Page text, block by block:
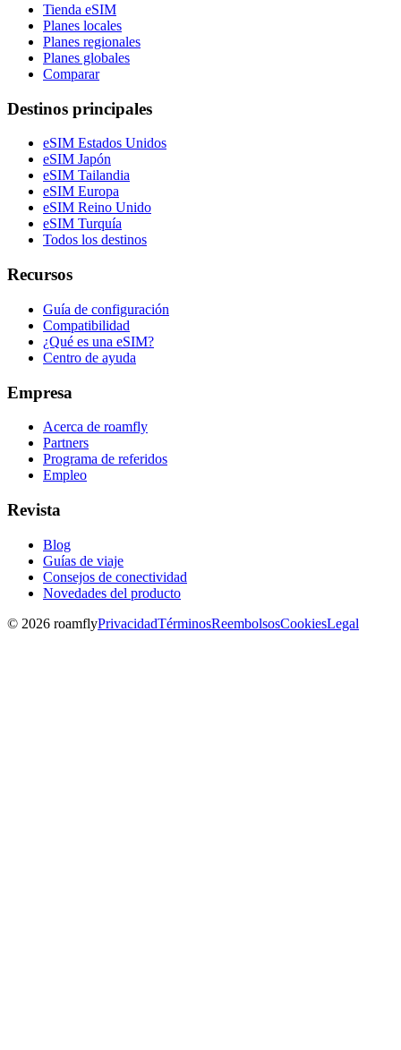
Tienda eSIM
Planes locales
Planes regionales
Planes globales
Comparar
Destinos principales
eSIM Estados Unidos
eSIM Japón
eSIM Tailandia
eSIM Europa
eSIM Reino Unido
eSIM Turquía
Todos los destinos
Recursos
Guía de configuración
Compatibilidad
¿Qué es una eSIM?
Centro de ayuda
Empresa
Acerca de roamfly
Partners
Programa de referidos
Empleo
Revista
Blog
Guías de viaje
Consejos de conectividad
Novedades del producto
© 2026 roamflyPrivacidadTérminosReembolsosCookiesLegal